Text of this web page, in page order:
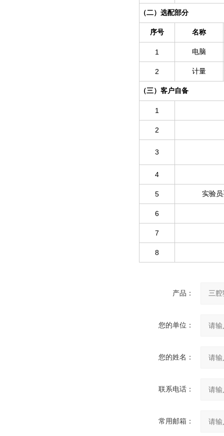
（二）选配部分
序号 名称
1 电脑
2 计量
（三）客户自备
1
2
3
4
5 实验
6
7
8
产品：
您的单位：
您的姓名：
联系电话：
常用邮箱：